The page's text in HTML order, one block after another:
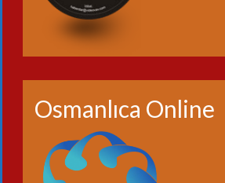
Osmanlıca Online